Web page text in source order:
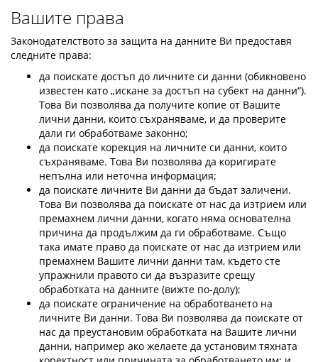
Вашите права
Законодателството за защита на данните Ви предоставя
следните права:
да поискате достъп до личните си данни (обикновено
известен като „искане за достъп на субект на данни“).
Това Ви позволява да получите копие от Вашите
лични данни, които съхраняваме, и да проверите
дали ги обработваме законно;
да поискате корекция на личните си данни, които
съхраняваме. Това Ви позволява да коригирате
непълна или неточна информация;
да поискате личните Ви данни да бъдат заличени.
Това Ви позволява да поискате от нас да изтрием или
премахнем лични данни, когато няма основателна
причина да продължим да ги обработваме. Също
така имате право да поискате от нас да изтрием или
премахнем Вашите лични данни там, където сте
упражнили правото си да възразите срещу
обработката на данните (вижте по-долу);
да поискате ограничение на обработването на
личните Ви данни. Това Ви позволява да поискате от
нас да преустановим обработката на Вашите лични
данни, например ако желаете да установим тяхната